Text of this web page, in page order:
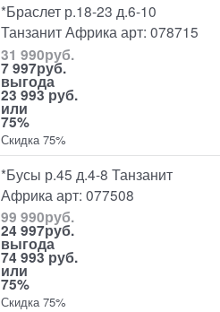
*Браслет р.18-23 д.6-10
Танзанит Африка арт: 078715
31 990руб.
7 997руб.
выгода
23 993 руб.
или
75%
Скидка 75%
*Бусы р.45 д.4-8 Танзанит
Африка арт: 077508
99 990руб.
24 997руб.
выгода
74 993 руб.
или
75%
Скидка 75%